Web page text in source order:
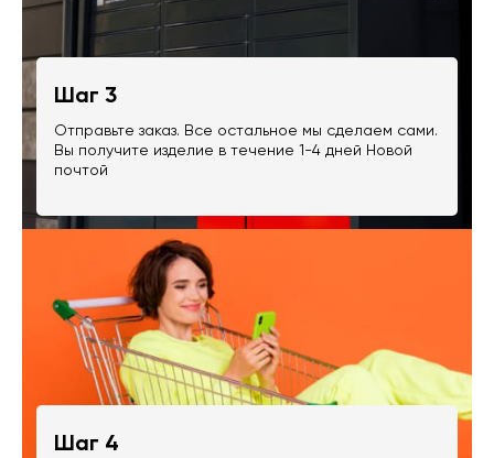
Шаг 3
Отправьте заказ. Все остальное мы сделаем сами.
Вы получите изделие в течение 1-4 дней Новой
почтой
Шаг 4